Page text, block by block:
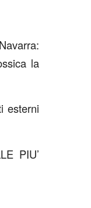
la
esterni
PIU’